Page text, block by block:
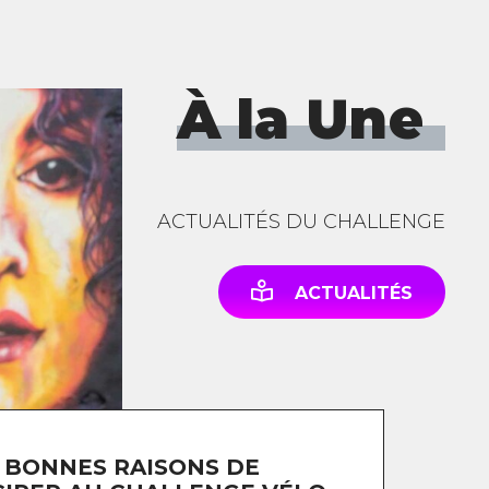
RAISONS DE
À la Une
ACTUALITÉS DU CHALLENGE
ACTUALITÉS